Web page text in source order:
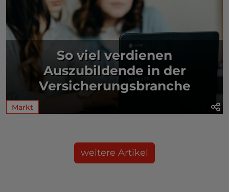
So viel verdienen
Auszubildende in der
Versicherungsbranche
Markt
weitere Artikel